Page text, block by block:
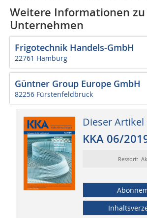
Weitere Informationen
Unternehmen
Frigotechnik Handels-GmbH
22761 Hamburg
Güntner Group Europe GmbH
82256 Fürstenfeldbruck
Dieser
KKA 06/
Ressort: